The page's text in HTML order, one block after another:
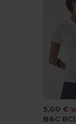
5,00 €
B&C